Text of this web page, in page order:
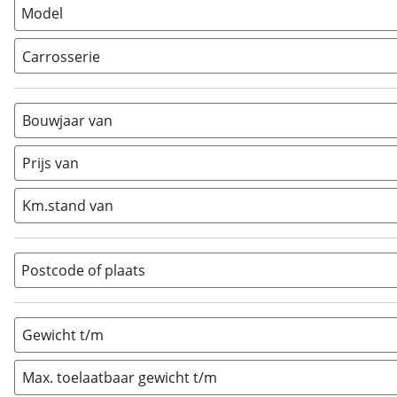
Model
Carrosserie
Alkoof (0)
Busmodel
Caravan (0)
Half-integraal
Integraal (0)
Opzetunit (0
Vouwwagen (0)
Bouwjaar van
Prijs van
Km.stand van
Postcode of plaats
Gewicht t/m
Max. toelaatbaar gewicht t/m